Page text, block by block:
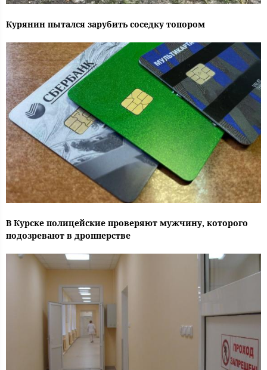
Курянин пытался зарубить соседку топором
В Курске полицейские проверяют мужчину, которого
подозревают в дропперстве